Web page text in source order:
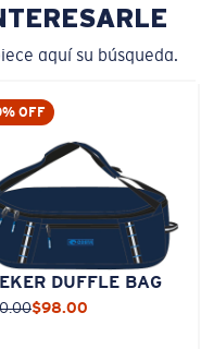
aquí su búsqueda.
OFF
DUFFLE BAG
$98.00